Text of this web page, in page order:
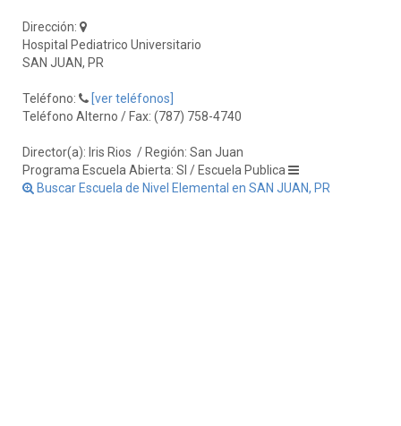
Dirección:
Hospital Pediatrico Universitario
SAN JUAN, PR
Teléfono:
[ver teléfonos]
Teléfono Alterno / Fax: (787) 758-4740
Director(a): Iris Rios / Región: San Juan
Programa Escuela Abierta: SI / Escuela Publica
Buscar Escuela de Nivel Elemental en SAN JUAN, PR